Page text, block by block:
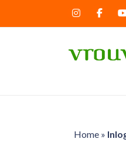
Home»